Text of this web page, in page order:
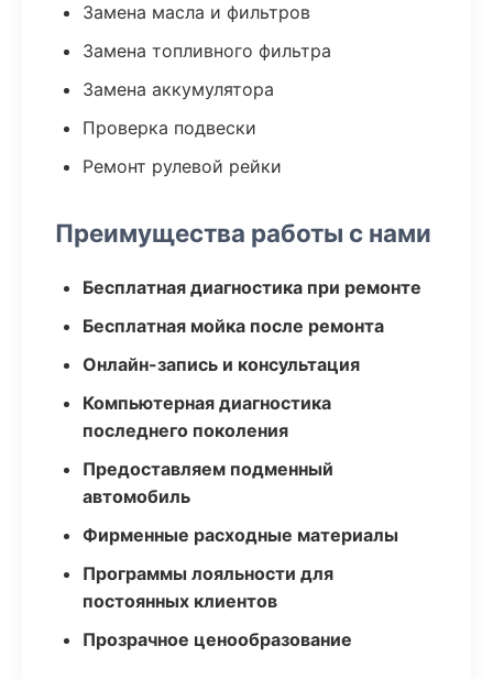
Замена масла и фильтров
Замена топливного фильтра
Замена аккумулятора
Проверка подвески
Ремонт рулевой рейки
Преимущества работы с нами
Бесплатная диагностика при ремонте
Бесплатная мойка после ремонта
Онлайн-запись и консультация
Компьютерная диагностика
последнего поколения
Предоставляем подменный
автомобиль
Фирменные расходные материалы
Программы лояльности для
постоянных клиентов
Прозрачное ценообразование